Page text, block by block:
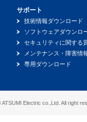
サポート
技術情報ダウンロード
ソフトウェアダウンロ
セキュリティに関する
メンテナンス・障害情
専用ダウンロード
Electric co.,Ltd. All right